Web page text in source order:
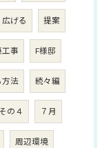
広げる 提案
工事 F様邸
方法 続々編
その４ ７月
周辺環境